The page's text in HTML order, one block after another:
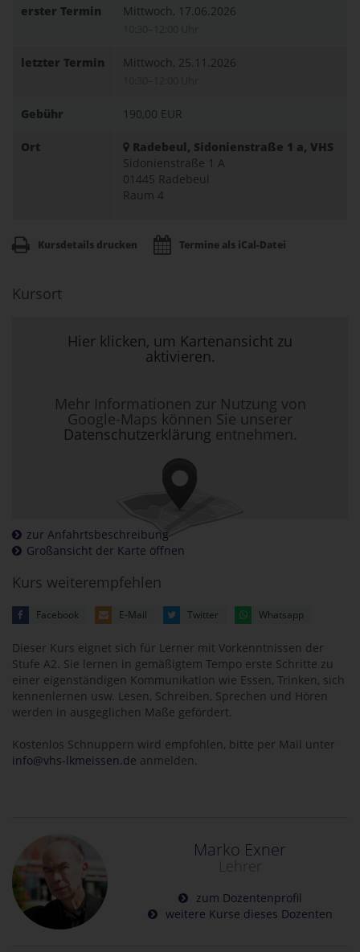
erster Termin Mittwoch, 17.06.2026
letzter Termin Mittwoch, 25.11.2026
Gebühr 190,00 EUR
Ort
Radebeul, Sidonienstraße 1 a, VHS
Sidonienstraße 1 A
01445 Radebeul
Raum 4
Kursdetails drucken Termine als iCal-Datei
Kursort
Hier klicken, um Kartenansicht zu
aktivieren.
Mehr Informationen zur Nutzung von
Google-Maps können Sie unserer
Datenschutzerklärung entnehmen.
zur Anfahrtsbeschreibung
Großansicht der Karte öffnen
Kurs weiterempfehlen
Facebook E-Mail Twitter Whatsapp
Dieser Kurs eignet sich für Lerner mit Vorkenntnissen der
Stufe A2. Sie lernen in gemäßigtem Tempo erste Schritte zu
einer eigenständigen Kommunikation wie Essen, Trinken, sich
kennenlernen usw. Lesen, Schreiben, Sprechen und Hören
werden in ausgeglichen Maße gefördert.
Kostenlos Schnuppern wird empfohlen, bitte per Mail unter
info@vhs-lkmeissen.de anmelden.
Marko Exner
Lehrer
zum Dozentenprofil
weitere Kurse dieses Dozenten